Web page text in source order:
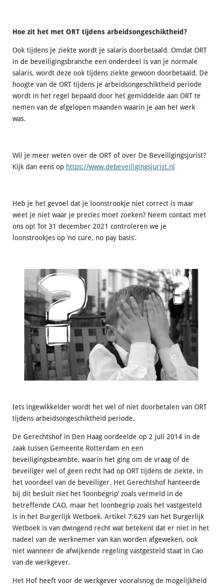
Hoe zit het met ORT tijdens arbeidsongeschiktheid?
Ook tijdens je ziekte wordt je salaris doorbetaald. Omdat ORT
in de beveiligingsbranche een onderdeel is van je normale
salaris, wordt deze ook tijdens ziekte gewoon doorbetaald. De
hoogte van de ORT tijdens je arbeidsongeschiktheid periode
wordt in het regel bepaald door het gemiddelde aan ORT te
nemen van de afgelopen maanden waarin je aan het werk
was.
Wil je meer weten over de ORT of over De Beveiligingsjurist?
Kijk dan eens op https://www.debeveiligingsjurist.nl
Heb je het gevoel dat je loonstrookje niet correct is maar
weet je niet waar je precies moet zoeken? Neem contact met
ons op! Tot 31 december 2021 controleren we je
loonstrookjes op ‘no cure, no pay basis’.
Iets ingewikkelder wordt het wel of niet doorbetalen van ORT
tijdens arbeidsongeschiktheid periode.
De Gerechtshof in Den Haag oordeelde op 2 juli 2014 in de
zaak tussen Gemeente Rotterdam en een
beveiligingsbeambte, waarin het ging om de vraag of de
beveiliger wel of geen recht had op ORT tijdens de ziekte, in
het voordeel van de beveiliger. Het Gerechtshof hanteerde
bij dit besluit niet het ‘loonbegrip’ zoals vermeld in de
betreffende CAO, maar het loonbegrip zoals het vastgesteld
is in het Burgerlijk Wetboek. Artikel 7:629 van het Burgerlijk
Wetboek is van dwingend recht wat betekent dat er niet in het
nadeel van de werknemer van kan worden afgeweken, ook
niet wanneer de afwijkende regeling vastgesteld staat in Cao
van de werkgever.
Het Hof heeft voor de werkgever vooralsnog de mogelijkheid